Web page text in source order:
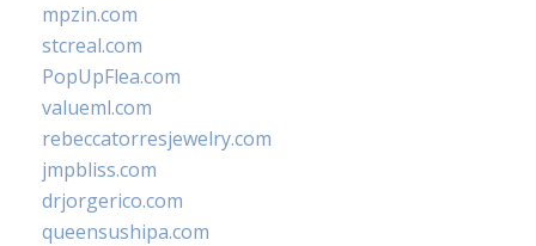
mpzin.com
stcreal.com
PopUpFlea.com
valueml.com
rebeccatorresjewelry.com
jmpbliss.com
drjorgerico.com
queensushipa.com